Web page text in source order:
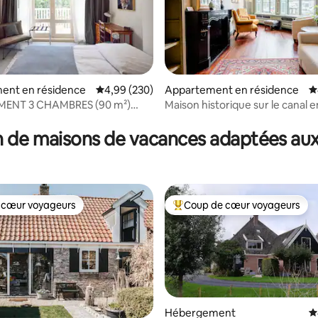
base de 336 commentaires : 4,81 sur 5
en résidence Évaluation moyenne sur la base de 230
4,99 (230)
3 CHAMBRES (90 m²)
Appartement en résidence
Maison historique sur le canal
de maisons de vacances adaptées
cœur voyageurs
voyageurs Coups de cœur voyageurs les
Coup de cœur voyageurs
Hébergement